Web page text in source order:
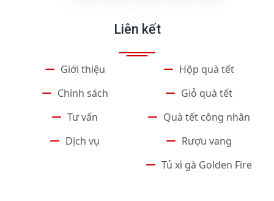
Liên kết
Giới thiệu
Chính sách
Tư vấn
Dịch vụ
Hộp quà tết
Giỏ quà tết
Quà tết công nhân
Rượu vang
Tủ xì gà Golden Fire